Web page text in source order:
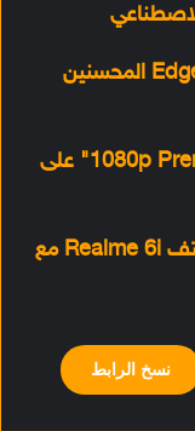
مايكروسوفت تكشف عن Bing وEdge المحسنين
يوتيوب يبدأ في اختبار خيار "1080p Premium" على
تحميل Google Camera 7.3 لهاتف Realme 6i مع
نسخ الرابط